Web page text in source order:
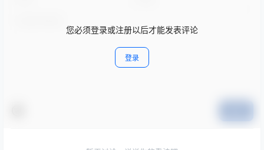
您必须登录或注册以后才能发表评论
登录